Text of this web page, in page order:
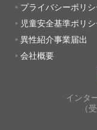
プライバシーポリシ
児童安全基準ポリシ
異性紹介事業届出
会社概要
インタ
（